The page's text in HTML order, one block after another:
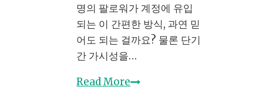
명의 팔로워가 계정에 유입
되는 이 간편한 방식, 과연 믿
어도 되는 걸까요? 물론 단기
간 가시성을…
Read More인